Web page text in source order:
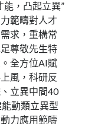
能，凸起立異”
範疇對人才
求，重構常
尊敬先生特
全方位AI賦
風，科研反
立異中間40
動類立異型
力應用範疇